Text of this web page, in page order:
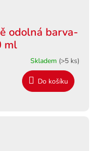
odolná barva-
ml
Skladem (>5 ks)
Do košíku